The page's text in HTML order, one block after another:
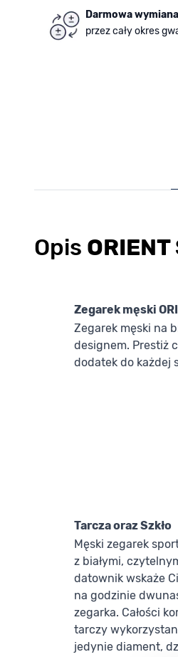
Darmowa
przez cały okres
Opis
Zegarek męski
Zegarek męski na
designem. Prestiż
dodatek do każdej
Tarcza oraz Szkło
Męski zegarek
z białymi,
datownik wskaże
na godzinie
zegarka. Całości
tarczy
jedynie diament,